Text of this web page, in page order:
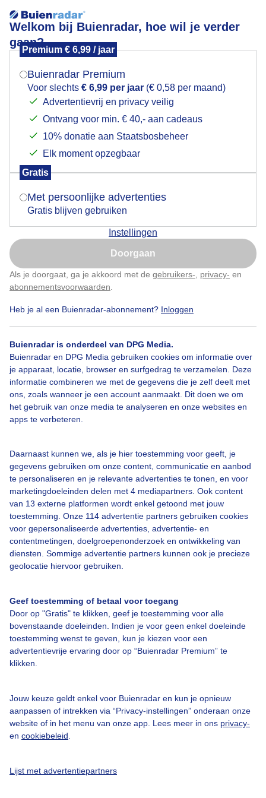
Welkom bij Buienradar, hoe wil je verder
gaan?
Premium € 6,99 / jaar
Buienradar Premium
Voor slechts € 6,99 per jaar (€ 0,58 per maand)
Advertentievrij en privacy veilig
Ontvang voor min. € 40,- aan cadeaus
10% donatie aan Staatsbosbeheer
Elk moment opzegbaar
Gratis
Met persoonlijke advertenties
Gratis blijven gebruiken
Instellingen
Doorgaan
Als je doorgaat, ga je akkoord met de gebruikers- privacy- en
abonnementsvoorwaarden
Heb je al een Buienradar-abonnement? Inloggen
Buienradar is onderdeel van DPG Media.
Buienradar en DPG Media gebruiken cookies om informatie over
je apparaat, locatie, browser en surfgedrag te verzamelen. Deze
informatie combineren we met de gegevens die je zelf deelt met
ons, zoals wanneer je een account aanmaakt. Dit doen we om
het gebruik van onze media te analyseren en onze websites en
apps te verbeteren.
Daarnaast kunnen we, als je hier toestemming voor geeft, je
gegevens gebruiken om onze content, communicatie en aanbod
te personaliseren en je relevante advertenties te tonen, en voor
marketingdoeleinden delen met 4 mediapartners. Ook content
van 13 externe platformen wordt enkel getoond met jouw
toestemming. Onze 114 advertentie partners gebruiken cookies
voor gepersonaliseerde advertenties, advertentie- en
contentmetingen, doelgroepenonderzoek en ontwikkeling van
diensten. Sommige advertentie partners kunnen ook je precieze
geolocatie hiervoor gebruiken.
Geef toestemming of betaal voor toegang
Door op "Gratis" te klikken, geef je toestemming voor alle
bovenstaande doeleinden. Indien je voor geen enkel doeleinde
toestemming wenst te geven, kun je kiezen voor een
advertentievrije ervaring door op “Buienradar Premium” te
klikken.
Jouw keuze geldt enkel voor Buienradar en kun je opnieuw
aanpassen of intrekken via “Privacy-instellingen” onderaan onze
website of in het menu van onze app. Lees meer in ons privacy-
en cookiebeleid
Lijst met advertentiepartners
Zonnig aan zee
Vanmorgen op het strand van Bloemendaal aan zee
Door: Yvonne Raphael Gemaakt: 07-05-2026, 20x bekeken
Bekijk slideshow
Een moment geduld aub...
Over Buienradar
Veelgestelde vragen
Contact
Toegankelijkheid
Buienradar Team
Privacy beleid
Privacy instellingen
Mogen we je locatie gebruiken voor het
Indien je hier nog geen akkoord op hebt gegeven,
verschijnt er zo een pop-up uit je browser waarin
Is goed, toon de popup
Nu niet, misschien later
Klik hierom dit aan te passen